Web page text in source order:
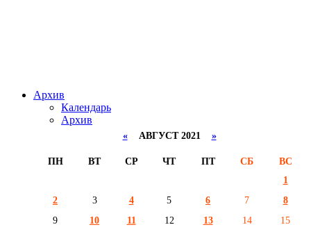
Архив
Календарь
Архив
«АВГУСТ 2021 »
ПН ВТ СР ЧТ ПТ СБ
ВС
1
2
3 4 5 6 7
8
9
10 11 12 13 14
15